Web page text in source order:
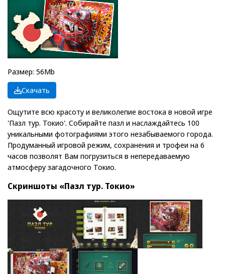
Размер: 56Mb
Скачать
Ощутите всю красоту и великолепие востока в новой игре
'Пазл тур. Токио'. Собирайте пазл и наслаждайтесь 100
уникальными фотографиями этого незабываемого города.
Продуманный игровой режим, сохранения и трофеи на 6
часов позволят Вам погрузиться в непередаваемую
атмосферу загадочного Токио.
Скриншоты «Пазл тур. Токио»